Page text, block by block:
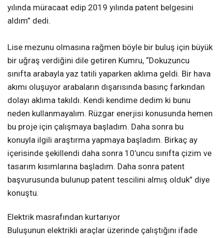
yılında müracaat edip 2019 yılında patent belgesini
aldım” dedi.
Lise mezunu olmasına rağmen böyle bir buluş için büyük
bir uğraş verdiğini dile getiren Kumru, “Dokuzuncu
sınıfta arabayla yaz tatili yaparken aklıma geldi. Bir hava
akımı oluşuyor arabaların dışarısında basınç farkından
dolayı aklıma takıldı. Kendi kendime dedim ki bunu
neden kullanmayalım. Rüzgar enerjisi konusunda hemen
bu proje için çalışmaya başladım. Daha sonra bu
konuyla ilgili araştırma yapmaya başladım. Birkaç ay
içerisinde şekillendi daha sonra 10’uncu sınıfta çizim ve
tasarım kısımlarına başladım. Daha sonra patent
başvurusunda bulunup patent tescilini almış olduk” diye
konuştu.
Elektrik masrafından kurtarıyor
Buluşunun elektrikli araçlar üzerinde çalıştığını ifade